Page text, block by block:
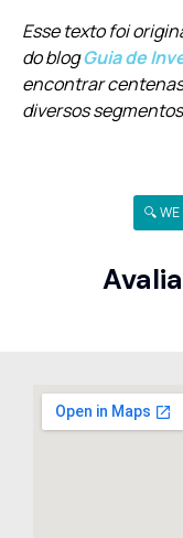
Esse texto foi
do blogGuia de
encontrar
diversos
🔍